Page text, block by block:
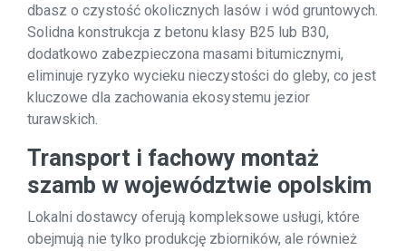
dbasz o czystość okolicznych lasów i wód gruntowych.
Solidna konstrukcja z betonu klasy B25 lub B30,
dodatkowo zabezpieczona masami bitumicznymi,
eliminuje ryzyko wycieku nieczystości do gleby, co jest
kluczowe dla zachowania ekosystemu jezior
turawskich.
Transport i fachowy montaż
szamb w województwie opolskim
Lokalni dostawcy oferują kompleksowe usługi, które
obejmują nie tylko produkcję zbiorników, ale również